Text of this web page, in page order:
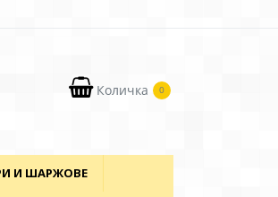
Количка 0
И ШАРЖОВЕ